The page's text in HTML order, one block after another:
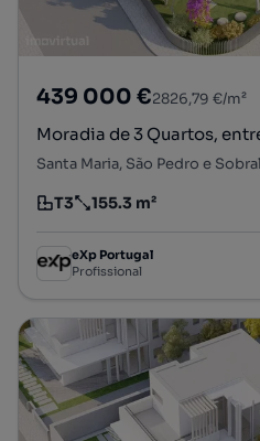
439 000 €2826,79 €/m²
Moradia de 3 Quartos,
Santa Maria, São Pedro e
Tipologia
T3
Preço por metro quadrado
155.3 m²
eXp Portugal
Profissional